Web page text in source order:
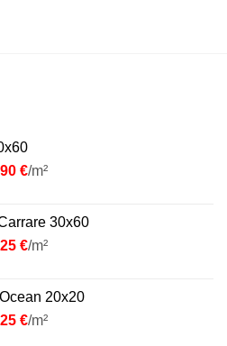
€/m²
30x60
€/m²
20x20
€/m²